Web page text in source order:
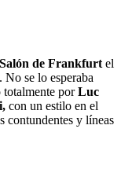
Salón de Frankfurt el
No se lo esperaba
totalmente porLuc
con un estilo en el
contundentes y líneas